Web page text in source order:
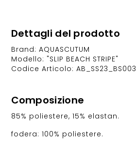
Dettagli del prodotto
Brand: AQUASCUTUM
Modello: "SLIP BEACH STRIPE"
Codice Articolo: AB_SS23_BS003
Composizione
85% poliestere, 15% elastan.
fodera: 100% poliestere.